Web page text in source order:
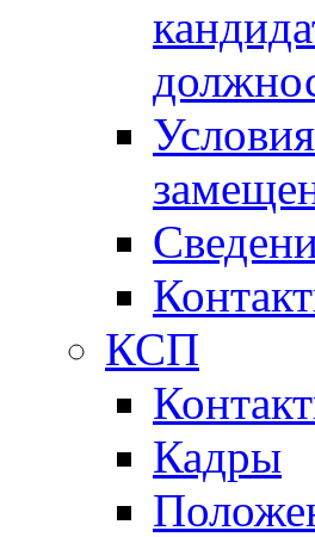
КСП
Кадры